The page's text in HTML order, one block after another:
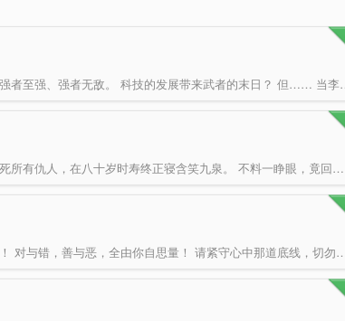
强者无惧、强者无畏、强
狠辣无情的谢贵妃，熬死所有仇人，在八十岁时寿终正寝含笑九泉。 不料一睁眼，竟回到了纯真善良的十岁…
人分善恶，鬼亦分好坏！ 对与错，善与恶，全由你自